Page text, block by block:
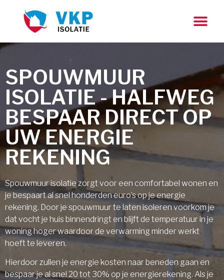
SPOUWMUUR
ISOLATIE - HALFWEG
BESPAAR DIRECT OP
UW ENERGIE
REKENING
Spouwmuur isolatie zorgt voor een comfortabel wonen en
je bespaart al snel honderden euro’s op je energie
rekening. Door je spouwmuur te laten isoleren voorkom je
dat vocht je huis binnendringt en blijft de temperatuur in je
woning hoger waardoor de verwarming minder werkt
hoeft te leveren.
Hierdoor zullen je energie kosten naar beneden gaan en
bespaar je al snel 20 tot 30% op je energierekening. Als je